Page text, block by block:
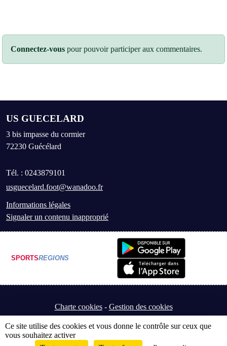
Connectez-vous pour pouvoir participer aux commentaires.
US GUECELARD
3 bis impasse du cormier
72230 Guécélard
Tél. : 0243879101
usguecelard.foot@wanadoo.fr
Informations légales
Signaler un contenu inapproprié
SPORTSREGIONS
Charte cookies Gestion des cookies
Ce site utilise des cookies et vous donne le contrôle sur ceux que
vous souhaitez activer